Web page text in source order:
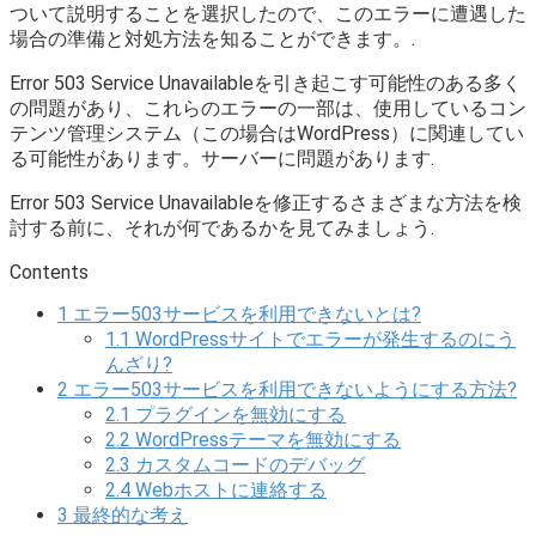
ついて説明することを選択したので、このエラーに遭遇した
場合の準備と対処方法を知ることができます。.
Error 503 Service Unavailableを引き起こす可能性のある多く
の問題があり、これらのエラーの一部は、使用しているコン
テンツ管理システム（この場合はWordPress）に関連してい
る可能性があります。サーバーに問題があります.
Error 503 Service Unavailableを修正するさまざまな方法を検
討する前に、それが何であるかを見てみましょう.
Contents
1 エラー503サービスを利用できないとは?
1.1 WordPressサイトでエラーが発生するのにう
んざり?
2 エラー503サービスを利用できないようにする方法?
2.1 プラグインを無効にする
2.2 WordPressテーマを無効にする
2.3 カスタムコードのデバッグ
2.4 Webホストに連絡する
3 最終的な考え